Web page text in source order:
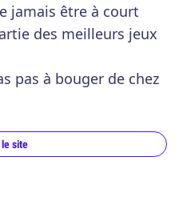
jamais être à court
des meilleurs jeux
pas à bouger de chez
site